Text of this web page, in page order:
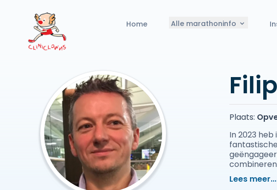
Home Alle marathoninfo
Plaats:
In 2023
situaties
lopen op geheel andere
Lees meer...